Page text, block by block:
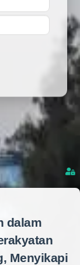
dalam
Menyikapi